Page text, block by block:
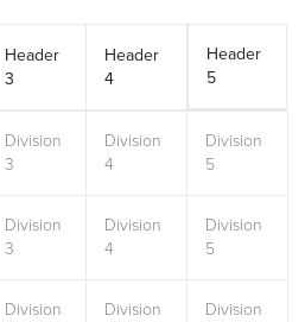
Header
3
Header
4
Header
5
Division
3
Division
4
Division
5
Division
3
Division
4
Division
5
Division
Division
Division